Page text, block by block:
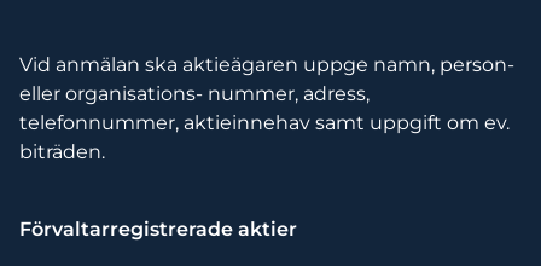
Vid anmälan ska aktieägaren uppge namn, person-
eller organisations- nummer, adress,
telefonnummer, aktieinnehav samt uppgift om ev.
biträden.
Förvaltarregistrerade aktier